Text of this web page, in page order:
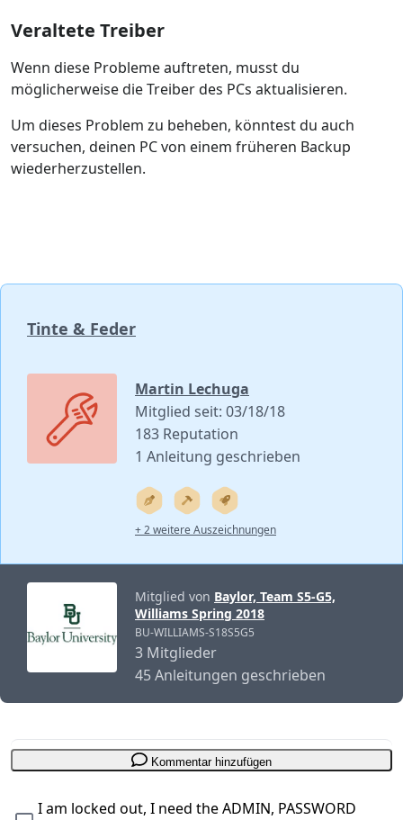
Veraltete Treiber
Wenn diese Probleme auftreten, musst du
möglicherweise die Treiber des PCs aktualisieren.
Um dieses Problem zu beheben, könntest du auch
versuchen, deinen PC von einem früheren Backup
wiederherzustellen.
Tinte & Feder
Martin Lechuga
Mitglied seit: 03/18/18
183 Reputation
1 Anleitung geschrieben
+ 2 weitere Auszeichnungen
Mitglied von Baylor, Team S5-G5,
Williams Spring 2018
BU-WILLIAMS-S18S5G5
3 Mitglieder
45 Anleitungen geschrieben
Kommentar hinzufügen
I am locked out, I need the ADMIN, PASSWORD